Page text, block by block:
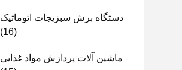
دستگاه برش سبزیجات اتوماتیک
(16)
ماشین آلات پردازش مواد غذایی